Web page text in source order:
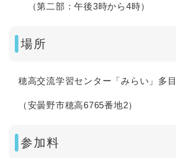
（第二部：午後3時から4時）
場所
穂高交流学習センター「みらい」多
（安曇野市穂高6765番地2）
参加料